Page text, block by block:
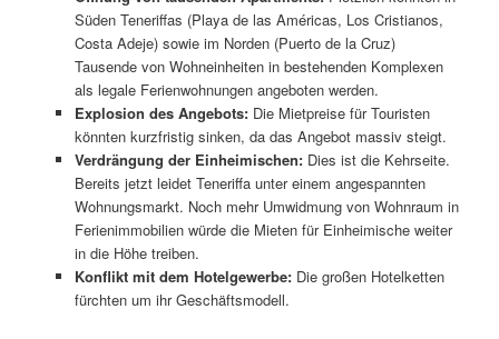
Süden Teneriffas (Playa de las Américas, Los Cristianos,
Costa Adeje) sowie im Norden (Puerto de la Cruz)
Tausende von Wohneinheiten in bestehenden Komplexen
als legale Ferienwohnungen angeboten werden.
Explosion des Angebots:Die Mietpreise für Touristen
könnten kurzfristig sinken, da das Angebot massiv steigt.
Verdrängung der Einheimischen:Dies ist die Kehrseite.
Bereits jetzt leidet Teneriffa unter einem angespannten
Wohnungsmarkt. Noch mehr Umwidmung von Wohnraum in
Ferienimmobilien würde die Mieten für Einheimische weiter
in die Höhe treiben.
Konflikt mit dem Hotelgewerbe:Die großen Hotelketten
fürchten um ihr Geschäftsmodell.